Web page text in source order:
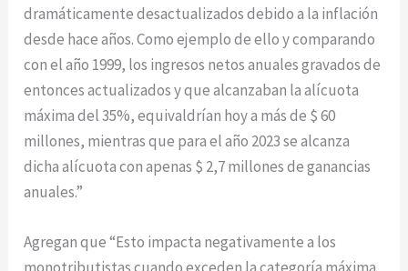
dramáticamente desactualizados debido a la inflación
desde hace años. Como ejemplo de ello y comparando
con el año 1999, los ingresos netos anuales gravados de
entonces actualizados y que alcanzaban la alícuota
máxima del 35%, equivaldrían hoy a más de $ 60
millones, mientras que para el año 2023 se alcanza
dicha alícuota con apenas $ 2,7 millones de ganancias
anuales.”
Agregan que “Esto impacta negativamente a los